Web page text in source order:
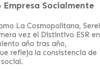
Socialmente
La Cosmopolitana, Serel
vez el Distintivo ESR en
año tras año,
refleja la consistencia de